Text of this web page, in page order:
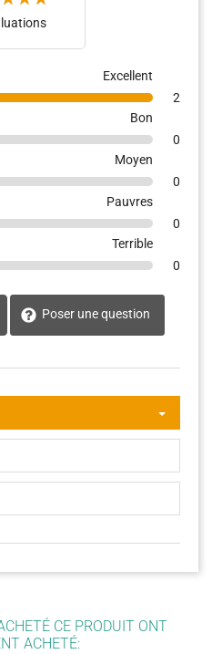
Excellent
2
Bon
0
Moyen
0
Pauvres
0
Terrible
0
Poser une question
CE PRODUIT ONT
ACHETÉ: